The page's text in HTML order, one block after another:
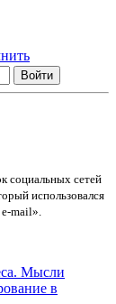
социальных сетей
использовался
mail».